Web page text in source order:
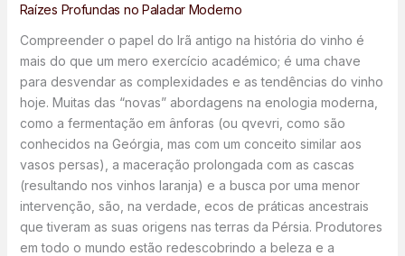
Raízes Profundas no Paladar Moderno
Compreender o papel do Irã antigo na história do vinho é
mais do que um mero exercício académico; é uma chave
para desvendar as complexidades e as tendências do vinho
hoje. Muitas das “novas” abordagens na enologia moderna,
como a fermentação em ânforas (ou qvevri, como são
conhecidos na Geórgia, mas com um conceito similar aos
vasos persas), a maceração prolongada com as cascas
(resultando nos vinhos laranja) e a busca por uma menor
intervenção, são, na verdade, ecos de práticas ancestrais
que tiveram as suas origens nas terras da Pérsia. Produtores
em todo o mundo estão redescobrindo a beleza e a